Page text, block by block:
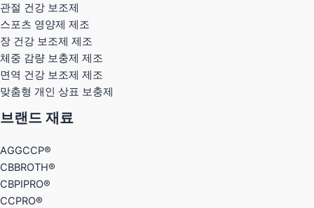
관절 건강 보조제
스포츠 영양제 제조
장 건강 보조제 제조
체중 감량 보충제 제조
면역 건강 보조제 제조
맞춤형 개인 상표 보충제
브랜드 재료
AGGCCP®
CBBROTH®
CBPIPRO®
CCPRO®